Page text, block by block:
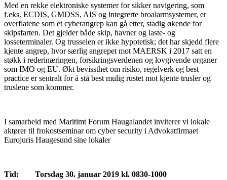
Med en rekke elektroniske systemer for sikker navigering, som
f.eks. ECDIS, GMDSS, AIS og integrerte broalarmsystemer, er
overflatene som et cyberangrep kan gå etter, stadig økende for
skipsfarten. Det gjelder både skip, havner og laste- og
losseterminaler. Og trusselen er ikke hypotetisk; det har skjedd flere
kjente angrep, hvor særlig angrepet mot MAERSK i 2017 satt en
støkk i rederinæringen, forsikringsverdenen og lovgivende organer
som IMO og EU. Økt bevissthet om risiko, regelverk og best
practice er sentralt for å stå best mulig rustet mot kjente trusler og
truslene som kommer.
I samarbeid med Maritimt Forum Haugalandet inviterer vi lokale
aktører til frokostseminar om cyber security i Advokatfirmaet
Eurojuris Haugesund sine lokaler
Tid: Torsdag 30. januar 2019 kl. 0830-1000